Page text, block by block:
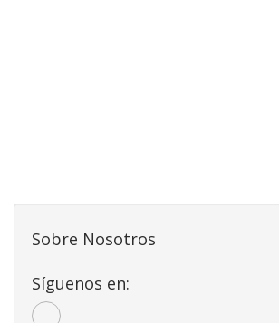
Sobre Nosotros
Síguenos en: